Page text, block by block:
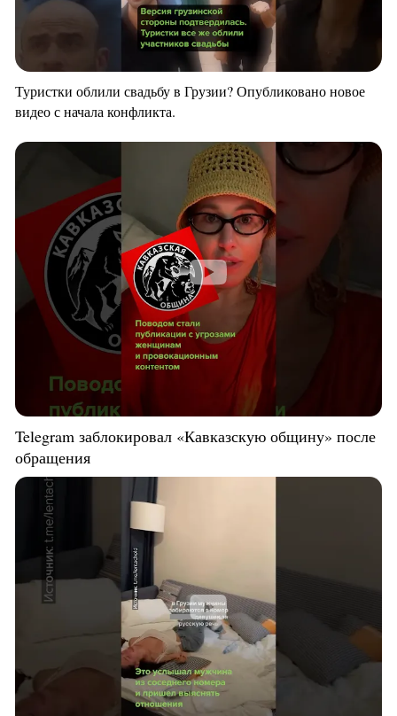
Туристки облили свадьбу в Грузии? Опубликовано новое
видео с начала конфликта.
Telegram заблокировал «Кавказскую общину» после
обращения